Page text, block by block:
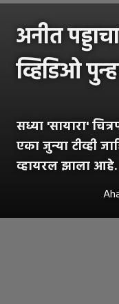
अनीत
व्हिडिओ
सध्या 'सायारा'
एका जुन्या टीव्ही
व्हायरल झाला आहे.